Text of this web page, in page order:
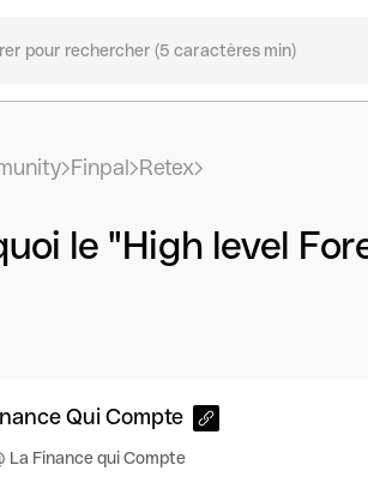
Finpal Retex
le "High level
Qui Compte
La Finance qui Compte